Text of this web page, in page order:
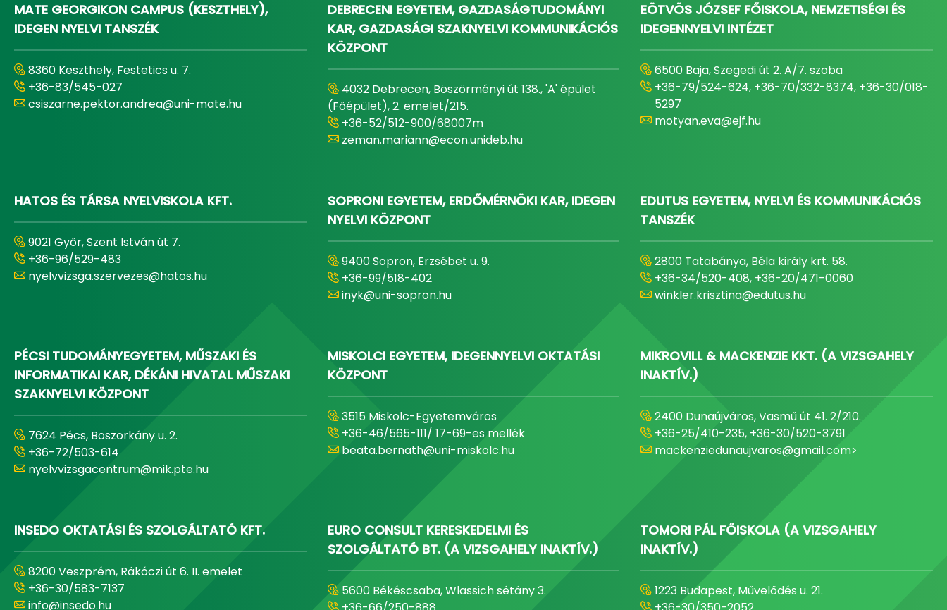
MATE GEORGIKON CAMPUS (KESZTHELY),
IDEGEN NYELVI TANSZÉK
8360 Keszthely, Festetics u. 7.
+36-83/545-027
csiszarne.pektor.andrea@uni-mate.hu
DEBRECENI EGYETEM, GAZDASÁGTUDOMÁNYI
KAR, GAZDASÁGI SZAKNYELVI KOMMUNIKÁCIÓS
KÖZPONT
4032 Debrecen, Böszörményi út 138., 'A' épület
(Főépület), 2. emelet/215.
+36-52/512-900/68007m
zeman.mariann@econ.unideb.hu
EÖTVÖS JÓZSEF FŐISKOLA, ​​​​​​​NEMZETISÉGI ÉS
IDEGENNYELVI INTÉZET
6500 Baja, Szegedi út 2. A/7. szoba
+36-79/524-624, +36-70/332-8374, +36-30/018-
5297
motyan.eva@ejf.hu
HATOS ÉS TÁRSA NYELVISKOLA KFT.
9021 Győr, Szent István út 7.
+36-96/529-483
nyelvvizsga.szervezes@hatos.hu
SOPRONI EGYETEM, ERDŐMÉRNÖKI KAR, IDEGEN
NYELVI KÖZPONT
9400 Sopron, Erzsébet u. 9.
+36-99/518-402
inyk@uni-sopron.hu
EDUTUS EGYETEM, NYELVI ÉS KOMMUNIKÁCIÓS
TANSZÉK
2800 Tatabánya, Béla király krt. 58.
+36-34/520-408, +36-20/471-0060
winkler.krisztina@edutus.hu
PÉCSI TUDOMÁNYEGYETEM, MŰSZAKI ÉS
INFORMATIKAI KAR, DÉKÁNI HIVATAL MŰSZAKI
SZAKNYELVI KÖZPONT
7624 Pécs, Boszorkány u. 2.
+36-72/503-614
nyelvvizsgacentrum@mik.pte.hu
MISKOLCI EGYETEM, IDEGENNYELVI OKTATÁSI
KÖZPONT
3515 Miskolc-Egyetemváros
+36-46/565-111/ 17-69-es mellék
beata.bernath@uni-miskolc.hu
MIKROVILL & MACKENZIE KKT. (A VIZSGAHELY
INAKTÍV.)
2400 Dunaújváros, Vasmű út 41. 2/210.
+36-25/410-235, +36-30/520-3791
mackenziedunaujvaros@gmail.com>
INSEDO OKTATÁSI ÉS SZOLGÁLTATÓ KFT.
8200 Veszprém, Rákóczi út 6. II. emelet
+36-30/583-7137
info@insedo.hu
EURO CONSULT KERESKEDELMI ÉS
SZOLGÁLTATÓ BT. (A VIZSGAHELY INAKTÍV.)
5600 Békéscsaba, Wlassich sétány 3.
TOMORI PÁL FŐISKOLA (A VIZSGAHELY
INAKTÍV.)
1223 Budapest, Művelődés u. 21.